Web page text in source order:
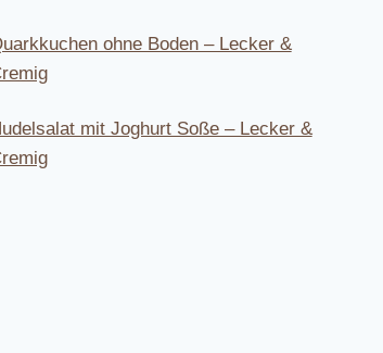
ohne Boden – Lecker &
mit Joghurt Soße – Lecker &